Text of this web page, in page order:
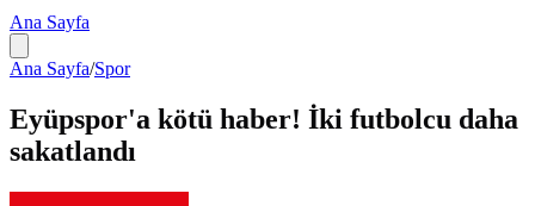
Ana Sayfa
Ana Sayfa/Spor
Eyüpspor'a kötü haber! İki futbolcu daha
sakatlandı